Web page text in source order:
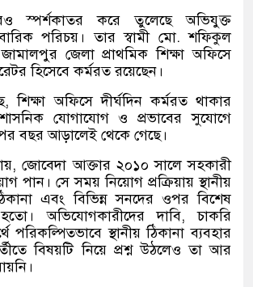
স্পর্শকাতর করে তুলেছে অভিযুক্ত
পরিচয়। তার স্বামী মো. শফিকুল
জেলা প্রাথমিক শিক্ষা অফিসে
হিসেবে কর্মরত রয়েছেন।
শিক্ষা অফিসে দীর্ঘদিন কর্মরত থাকার
যোগাযোগ ও প্রভাবের সুযোগে
বছর আড়ালেই থেকে গেছে।
জোবেদা আক্তার ২০১০ সালে সহকারী
পান। সে সময় নিয়োগ প্রক্রিয়ায় স্থানীয়
এবং বিভিন্ন সনদের ওপর বিশেষ
অভিযোগকারীদের দাবি, চাকরি
পরিকল্পিতভাবে স্থানীয় ঠিকানা ব্যবহার
বিষয়টি নিয়ে প্রশ্ন উঠলেও তা আর